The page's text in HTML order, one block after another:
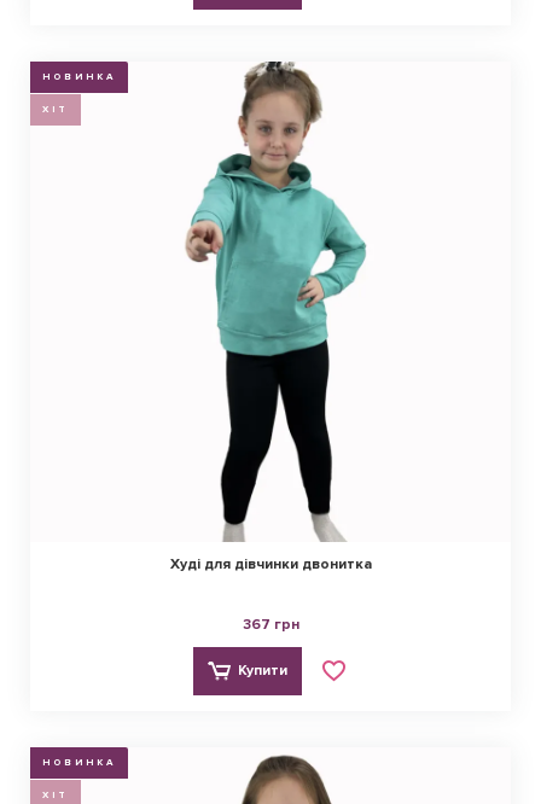
НОВИНКА
ХІТ
Худі для дівчинки двонитка
367 грн
Купити
НОВИНКА
ХІТ